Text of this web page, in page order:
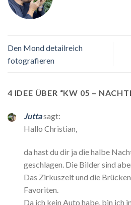
Den Mond detailreich
fotografieren
4 IDEE ÜBER “KW 05 –
Juttasagt:
Hallo Christian,
da hast du dir ja die halbe
geschlagen. Die Bilder sind
Das Zirkuszelt und die
Favoriten.
Da ich kein Auto habe, bin ich